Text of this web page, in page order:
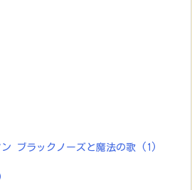
ブラックノーズと魔法の歌 (1)